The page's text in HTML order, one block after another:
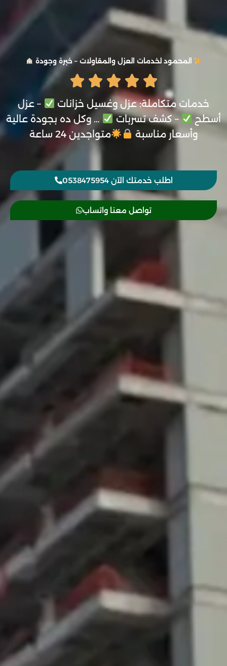
المحمود لخدمات العزل والمقاولات – خبرة وجودة
خدمات متكاملة: عزل وغسيل خزانات
– عزل
أسطح
– كشف تسربات
… وكل ده بجودة عالية
وأسعار مناسبة
متواجدين 24 ساعة
اطلب خدمتك الآن 0538475954
تواصل معنا واتساب